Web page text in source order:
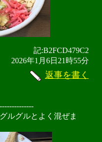
記:B2FCD479C2
2026年1月6日21時55分
返事を書く
ルグルとよく混ぜま